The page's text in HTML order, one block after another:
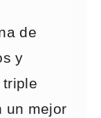
de
y
triple
un mejor